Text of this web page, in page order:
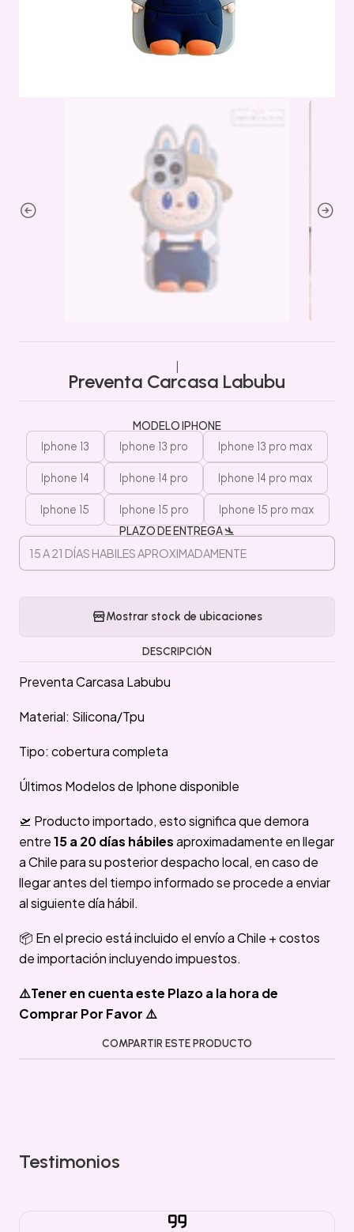
Preventa Carcasa Labubu
MODELO IPHONE
Iphone 13 Iphone 13 pro Iphone 13 pro max
Iphone 14 Iphone 14 pro Iphone 14 pro max
Iphone 15 Iphone 15 pro Iphone 15 pro max
PLAZO DE ENTREGA 🛬
Mostrar stock de ubicaciones
DESCRIPCIÓN
Preventa Carcasa Labubu
Material: Silicona/Tpu
Tipo: cobertura completa
Últimos Modelos de Iphone disponible
🛫 Producto importado, esto significa que demora
entre15 a 20 días hábilesaproximadamente en llegar
a Chile para su posterior despacho local, en caso de
llegar antes del tiempo informado se procede a enviar
al siguiente día hábil.
📦 En el precio está incluido el envío a Chile + costos
de importación incluyendo impuestos.
⚠️Tener en cuenta este Plazo a la hora de
Comprar Por Favor ⚠️
COMPARTIR ESTE PRODUCTO
Testimonios